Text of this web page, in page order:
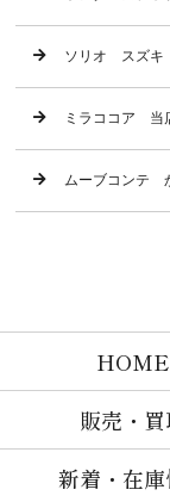
ソリオ スズキ
ミラココア 当
ムーブコンテ
HOME
販売・
新着・在